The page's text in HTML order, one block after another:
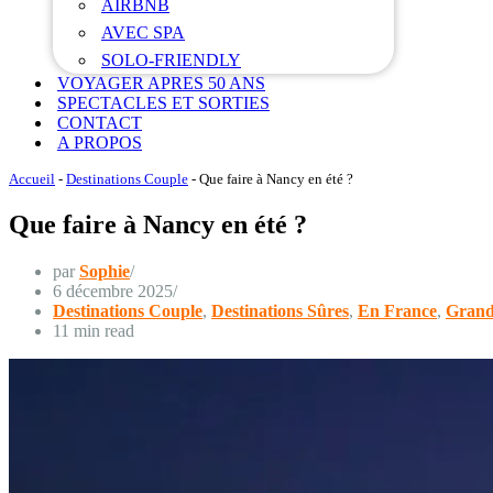
AIRBNB
AVEC SPA
SOLO-FRIENDLY
VOYAGER APRES 50 ANS
SPECTACLES ET SORTIES
CONTACT
A PROPOS
Accueil - Destinations Couple - Que faire à Nancy en été ?
Que faire à Nancy en été ?
parSophie
6 décembre 2025
Destinations Couple, Destinations Sûres, En France,
11 min read